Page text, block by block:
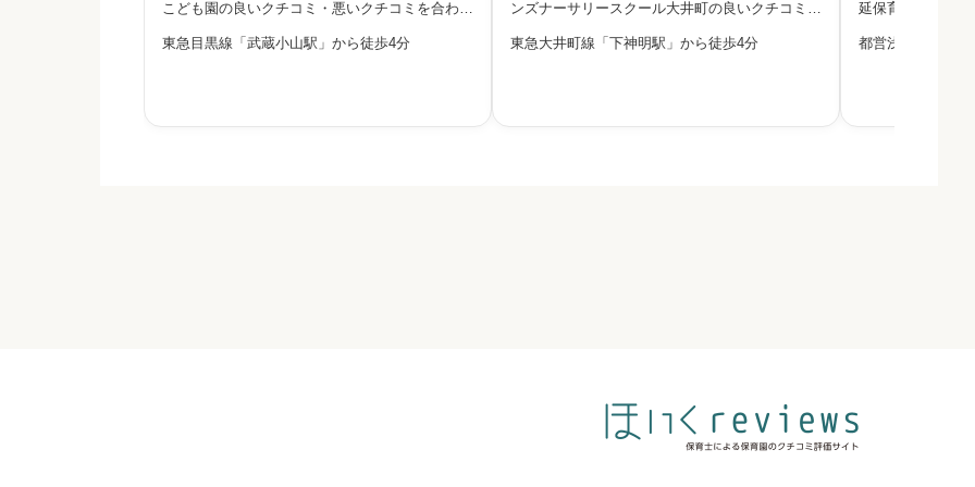
星の数をお選びください  
こども園の良いクチコミ・悪いクチコミを合わせ
て評判をご紹介します。石井こども園は、社会福
東急目黒線「武蔵小山駅」から徒歩4分
ンズナーサリースクール大井町の良いクチコミ・
悪いクチコミを合わせて評判をご紹介します。株
東急大井町線「下神明駅」から徒歩4分
延保育園の良いク
て評判をご紹介
都営浅草線「中延